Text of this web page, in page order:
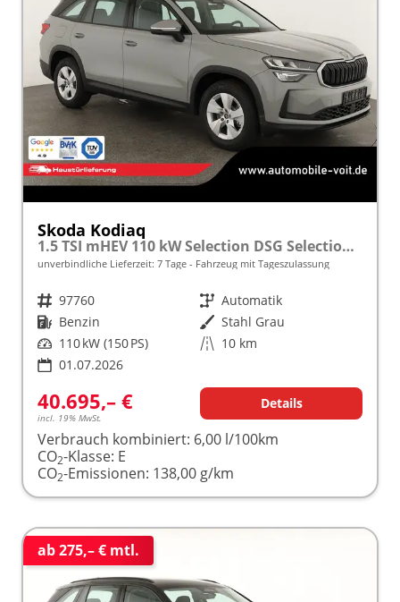
Skoda Kodiaq
1.5 TSI mHEV 110 kW Selection DSG Selection, AHK, Navi, Side, Kamera, Winter, 4 J.- Garantie
unverbindliche Lieferzeit: 7 Tage Fahrzeug mit Tageszulassung
Fahrzeugnr. 97760 Getriebe Automatik
Kraftstoff Benzin Außenfarbe Stahl Grau
Leistung 110 kW (150 PS) Kilometerstand 10 km
01.07.2026
40.695,– €
incl. 19% MwSt.
Details
Verbrauch kombiniert: 6,00 l/100km
CO2-Klasse: E
CO2-Emissionen: 138,00 g/km
ab 275,– € mtl.